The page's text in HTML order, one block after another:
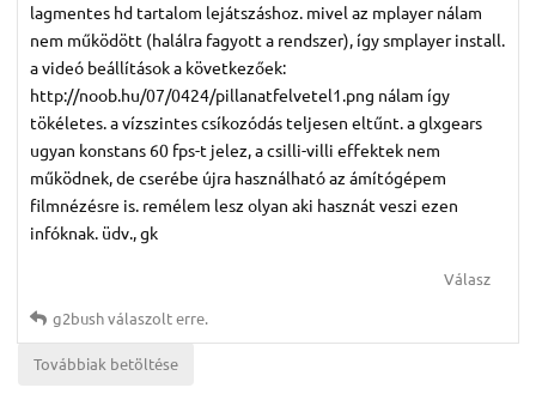
lagmentes hd tartalom lejátszáshoz. mivel az mplayer nálam
nem működött (halálra fagyott a rendszer), így smplayer install.
a videó beállítások a következőek:
http://noob.hu/07/0424/pillanatfelvetel1.png nálam így
tökéletes. a vízszintes csíkozódás teljesen eltűnt. a glxgears
ugyan konstans 60 fps-t jelez, a csilli-villi effektek nem
működnek, de cserébe újra használható az ámítógépem
filmnézésre is. remélem lesz olyan aki hasznát veszi ezen
infóknak. üdv., gk
Válasz
g2bushválaszolt erre.
Továbbiak betöltése